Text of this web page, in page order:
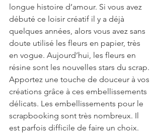
longue histoire d’amour. Si vous avez
débuté ce loisir créatif il y a déjà
quelques années, alors vous avez sans
doute utilisé les fleurs en papier, très
en vogue. Aujourd’hui, les fleurs en
résine sont les nouvelles stars du scrap.
Apportez une touche de douceur à vos
créations grâce à ces embellissements
délicats. Les embellissements pour le
scrapbooking sont très nombreux. Il
est parfois difficile de faire un choix.